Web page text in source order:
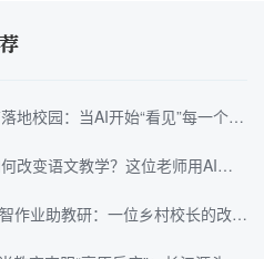
地校园：当AI开始“看见”每一个孩
改变语文教学？这位老师用AI点
作业助教研：一位乡村校长的改革